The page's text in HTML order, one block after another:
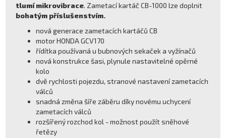
tlumí mikrovibrace. Zametací kartáč CB-1000 lze doplnit
bohatým příslušenstvím.
nová generace zametacích kartáčů CB
motor HONDA GCV170
řídítka používaná u bubnových sekaček a vyžínačů
nová konstrukce šasi, plynule nastavitelné opěrné
kolo
dvě rychlosti pojezdu, stranové nastavení zametacích
válců
snadná změna šíře záběru díky novému uchycení
zametacích válců
rozšířený rozchod kol - možnost použít sněhové
řetězy